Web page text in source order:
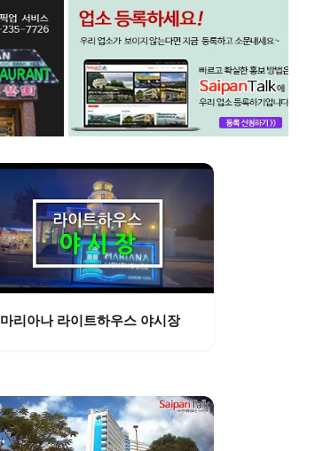
마리아나 라이트하우스 야시장